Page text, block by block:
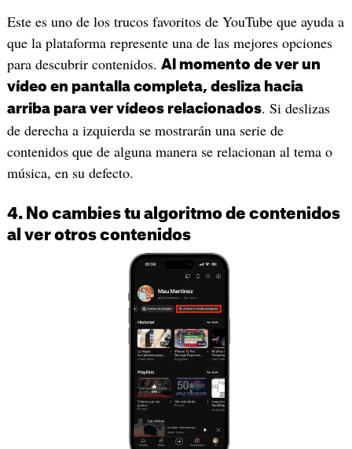
Este es uno de los trucos favoritos de YouTube que ayuda a
que la plataforma represente una de las mejores opciones
para descubrir contenidos. Al momento de ver un
vídeo en pantalla completa, desliza hacia
arriba para ver vídeos relacionados. Si deslizas
de derecha a izquierda se mostrarán una serie de
contenidos que de alguna manera se relacionan al tema o
música, en su defecto.
4. No cambies tu algoritmo de contenidos
al ver otros contenidos